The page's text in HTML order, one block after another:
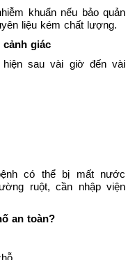
khuẩn nếu bảo quản
liệu kém chất lượng.
giác
sau vài giờ đến vài
có thể bị mất nước
ruột, cần nhập viện
an toàn?